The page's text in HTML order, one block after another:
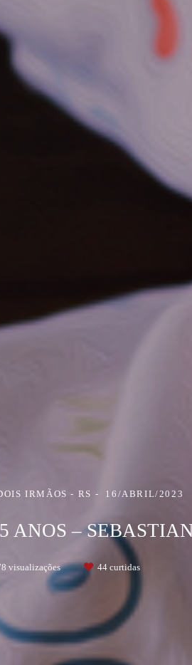
IRMÃOS - RS 16/ABRIL/2023
ANOS –
visualizações 44 curtidas